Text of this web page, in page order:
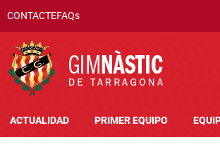
CONTACTEFAQs
ACTUALIDAD PRIMER EQUIPO